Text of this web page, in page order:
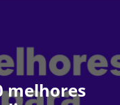
melhores